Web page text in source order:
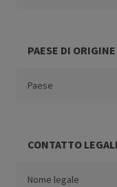
PAESE DI ORIGINE
Paese
CONTATTO
Nome legale